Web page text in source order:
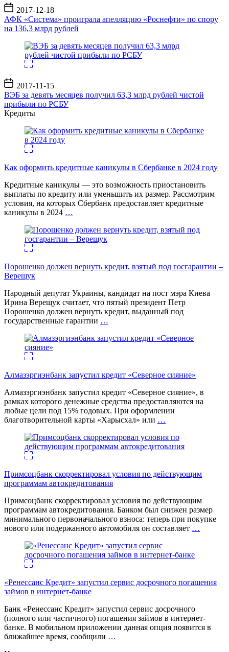
Дата
записи
2017-12-18
АФК «Система» проиграла апелляцию «Роснефти» по спору
на 136,3 млрд рублей
Дата
записи
2017-11-15
ВЭБ за девять месяцев получил 63,3 млрд рублей чистой
прибыли по РСБУ
Кредиты
Как оформить кредитные каникулы в Сбербанке в 2024 году
Кредитные каникулы — это возможность приостановить
выплаты по кредиту или уменьшить их размер. Рассмотрим
условия, на которых Сбербанк предоставляет кредитные
каникулы в 2024 …
Порошенко должен вернуть кредит, взятый под госгарантии –
Верещук
Народный депутат Украины, кандидат на пост мэра Киева
Ирина Верещук считает, что пятый президент Петр
Порошенко должен вернуть кредит, выданный под
государственные гарантии …
Алмазэргиэнбанк запустил кредит «Северное сияние»
Алмазэргиэнбанк запустил кредит «Северное сияние», в
рамках которого денежные средства предоставляются на
любые цели под 15% годовых. При оформлении
благотворительной карты «Харысхал» или …
Примсоцбанк скорректировал условия по действующим
программам автокредитования
Примсоцбанк скорректировал условия по действующим
программам автокредитования. Банком был снижен размер
минимального первоначального взноса: теперь при покупке
нового или подержанного автомобиля он составляет …
«Ренессанс Кредит» запустил сервис досрочного погашения
займов в интернет-банке
Банк «Ренессанс Кредит» запустил сервис досрочного
(полного или частичного) погашения займов в интернет-
банке. В мобильном приложении данная опция появится в
ближайшее время, сообщили …